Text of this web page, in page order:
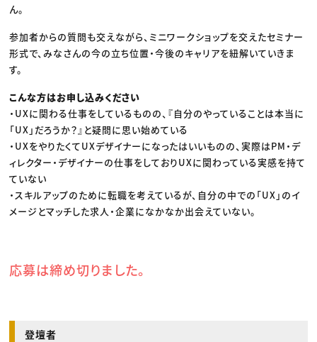
ん。
参加者からの質問も交えながら、ミニワークショップを交えたセミナー
形式で、みなさんの今の立ち位置・今後のキャリアを紐解いていきま
す。
こんな方はお申し込みください
・UXに関わる仕事をしているものの、『自分のやっていることは本当に
「UX」だろうか？』と疑問に思い始めている
・UXをやりたくてUXデザイナーになったはいいものの、実際はPM・デ
ィレクター・デザイナーの仕事をしておりUXに関わっている実感を持て
ていない
・スキルアップのために転職を考えているが、自分の中での「UX」のイ
メージとマッチした求人・企業になかなか出会えていない。
応募は締め切りました。
登壇者